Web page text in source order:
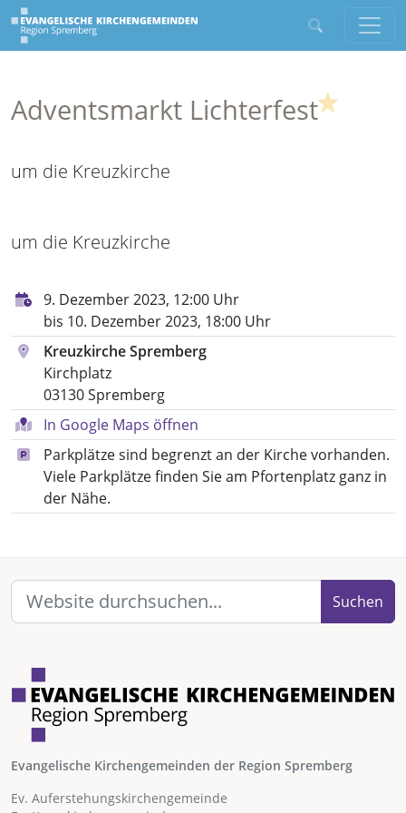
Adventsmarkt Lichterfest
um die Kreuzkirche
um die Kreuzkirche
9. Dezember 2023, 12:00 Uhr
bis 10. Dezember 2023, 18:00 Uhr
Kreuzkirche Spremberg
Kirchplatz
03130 Spremberg
In Google Maps öffnen
Parkplätze sind begrenzt an der Kirche vorhanden.
Viele Parkplätze finden Sie am Pfortenplatz ganz in
der Nähe.
Suchen
Evangelische Kirchengemeinden der Region Spremberg
Ev. Auferstehungskirchengemeinde